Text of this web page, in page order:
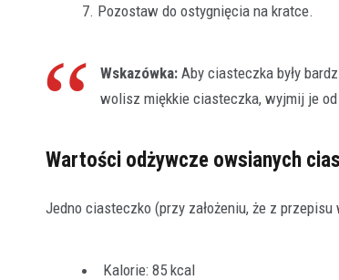
Pozostaw do ostygnięcia na kratce.
Wskazówka: Aby ciasteczka były
wolisz miękkie ciasteczka, wyjmij je
Wartości odżywcze owsianych
Jedno ciasteczko (przy założeniu, że z
Kalorie: 85 kcal